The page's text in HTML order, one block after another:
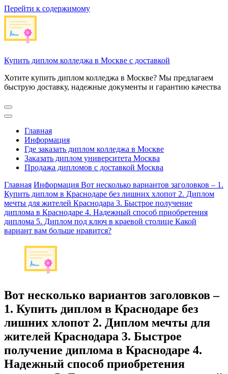
Перейти к содержимому
Купить диплом колледжа в Москве с доставкой
Хотите купить диплом колледжа в Москве? Мы предлагаем
быструю доставку, надежные документы и гарантию качества
Главная
Информация
Где заказать диплом колледжа в Москве
Заказать диплом университета Москва
Продажа дипломов с доставкой Москва
Главная Информация Вот несколько вариантов заголовков – 1.
Купить диплом в Краснодаре без лишних хлопот 2. Диплом
мечты для жителей Краснодара 3. Быстрое получение
диплома в Краснодаре 4. Надежный способ приобретения
диплома 5. Диплом под ключ в краевой столице Какой
вариант вам больше нравится?
Вот несколько вариантов заголовков –
1. Купить диплом в Краснодаре без
лишних хлопот 2. Диплом мечты для
жителей Краснодара 3. Быстрое
получение диплома в Краснодаре 4.
Надежный способ приобретения